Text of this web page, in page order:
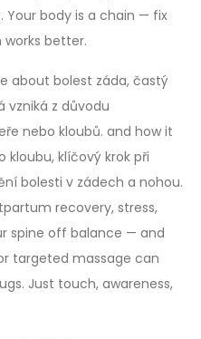
Your body is a chain — fix
better.
about bolest záda, častý
vzniká z důvodu
nebo kloubů. and how it
kloubu, klíčový krok při
bolesti v zádech a nohou.
recovery, stress,
spine off balance — and
targeted massage can
Just touch, awareness,